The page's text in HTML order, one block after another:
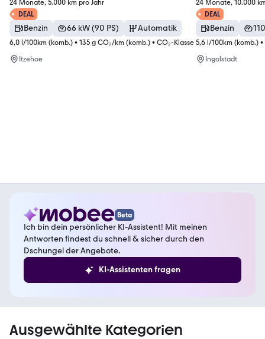
24 Monate, 5.000 km pro Jahr
DEAL
Benzin 66 kW (90 PS) Automatik
6,0 l/100km (komb.) • 135 g CO₂/km (komb.) • CO₂-Klasse D (komb.)
Itzehoe
24 Monate, 10.000
DEAL
Benzin
5,6 l/100km (komb.) •
Ingolstadt
Beta
Ich bin dein persönlicher KI-Assistent! Mit meinen
Antworten findest du schnell & sicher durch den
Dschungel der Angebote.
KI-Assistenten fragen
Ausgewählte Kategorien